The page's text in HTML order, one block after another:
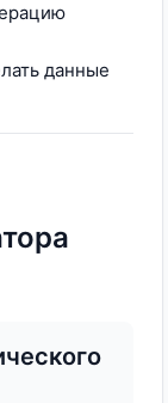
данные